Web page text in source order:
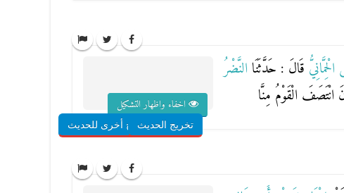
قَالَ : حَدَّثَنَا النَّضْرُ
انْتَصَفَ الْقَوْمُ مِنَّا اخفاء واظهار التشكيل
تخريج الحديثشروح أخرى للحديث